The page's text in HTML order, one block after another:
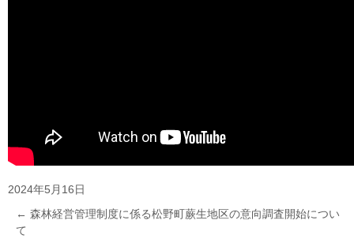
2024年5月16日
← 森林経営管理制度に係る松野町蕨生地区の意向調査開始につい
て